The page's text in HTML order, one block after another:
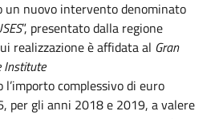
un nuovo intervento denominato
”, presentato dalla regione
realizzazione è affidata al Gran
Institute
l’importo complessivo di euro
per gli anni 2018 e 2019, a valere